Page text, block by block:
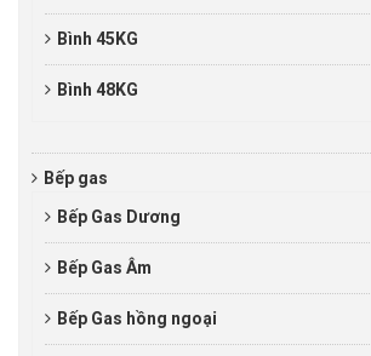
Bình 45KG
Bình 48KG
Bếp gas
Bếp Gas Dương
Bếp Gas Âm
Bếp Gas hồng ngoại